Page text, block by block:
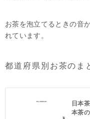
お茶を泡立てるときの音
れています。
都道府県別お茶のま
日本
本茶